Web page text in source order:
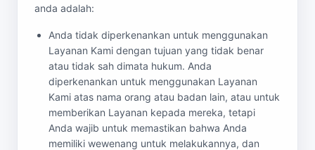
anda adalah:
Anda tidak diperkenankan untuk menggunakan
Layanan Kami dengan tujuan yang tidak benar
atau tidak sah dimata hukum. Anda
diperkenankan untuk menggunakan Layanan
Kami atas nama orang atau badan lain, atau untuk
memberikan Layanan kepada mereka, tetapi
Anda wajib untuk memastikan bahwa Anda
memiliki wewenang untuk melakukannya, dan